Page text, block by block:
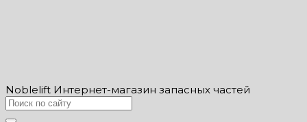
Noblelift Интернет-магазин запасных частей